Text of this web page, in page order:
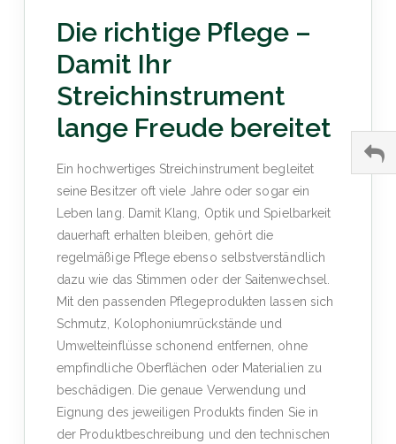
Die richtige Pflege –
Damit Ihr
Streichinstrument
lange Freude bereitet
Ein hochwertiges Streichinstrument begleitet
seine Besitzer oft viele Jahre oder sogar ein
Leben lang. Damit Klang, Optik und Spielbarkeit
dauerhaft erhalten bleiben, gehört die
regelmäßige Pflege ebenso selbstverständlich
dazu wie das Stimmen oder der Saitenwechsel.
Mit den passenden Pflegeprodukten lassen sich
Schmutz, Kolophoniumrückstände und
Umwelteinflüsse schonend entfernen, ohne
empfindliche Oberflächen oder Materialien zu
beschädigen. Die genaue Verwendung und
Eignung des jeweiligen Produkts finden Sie in
der Produktbeschreibung und den technischen